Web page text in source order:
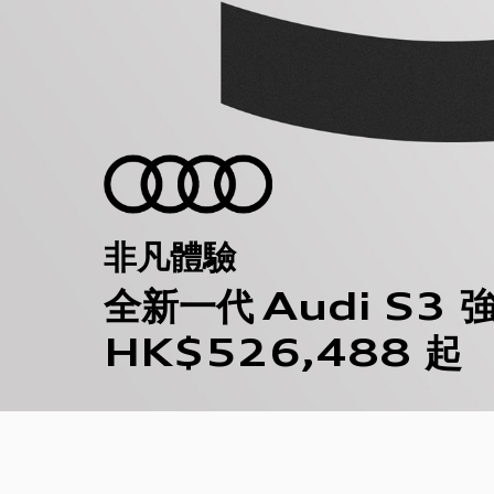
非凡體驗
全新一代Audi S3
HK$526,488 起